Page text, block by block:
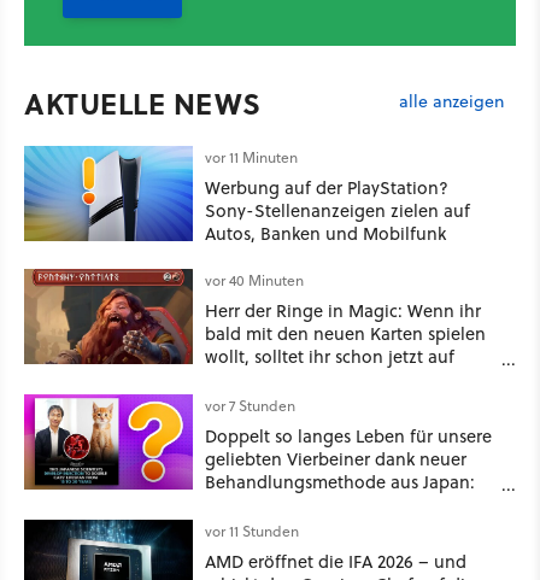
AKTUELLE NEWS alle anzeigen
vor 11 Minuten
Werbung auf der PlayStation?
Sony-Stellenanzeigen zielen auf
Autos, Banken und Mobilfunk
vor 40 Minuten
Herr der Ringe in Magic: Wenn ihr
bald mit den neuen Karten spielen
wollt, solltet ihr schon jetzt auf
vor 7 Stunden
Doppelt so langes Leben für unsere
geliebten Vierbeiner dank neuer
Behandlungsmethode aus Japan:
Kommentare zeigt, dass es nicht so
einfach ist
vor 11 Stunden
AMD eröffnet die IFA 2026 – und